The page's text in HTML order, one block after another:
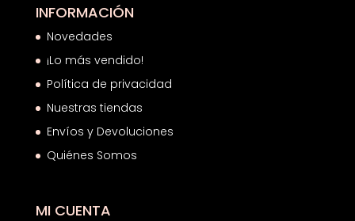
INFORMACIÓN
Novedades
¡Lo más vendido!
Política de privacidad
Nuestras tiendas
Envíos y Devoluciones
Quiénes Somos
MI CUENTA